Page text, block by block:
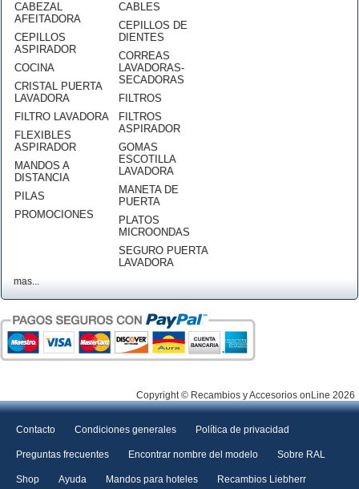
CABEZAL
AFEITADORA
CEPILLOS
ASPIRADOR
COCINA
CRISTAL PUERTA
LAVADORA
FILTRO LAVADORA
FLEXIBLES
ASPIRADOR
MANDOS A
DISTANCIA
PILAS
PROMOCIONES
CABLES
CEPILLOS DE
DIENTES
CORREAS
LAVADORAS-
SECADORAS
FILTROS
FILTROS
ASPIRADOR
GOMAS
ESCOTILLA
LAVADORA
MANETA DE
PUERTA
PLATOS
MICROONDAS
SEGURO PUERTA
LAVADORA
mas...
Copyright © Recambios y Accesorios onLine 2026
Contacto Condiciones generales Política de privacidad
Preguntas frecuentes Encontrar nombre del modelo Sobre RAL
Shop Ayuda Mandos para hoteles Recambios Liebherr